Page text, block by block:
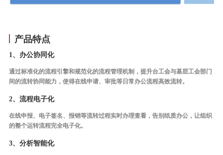
产品特点
1、办公协同化
通过标准化的流程引擎和规范化的流程管理机制，提升台工会与基层工会部门
间的流转协同能力，使得在线申请、审批等日常办公流程高效流转。
2、流程电子化
在线申报、电子签名、报销等流转过程实时办理查看，告别纸质办公，让组织
的整个运转流程完全电子化。
3、分析智能化